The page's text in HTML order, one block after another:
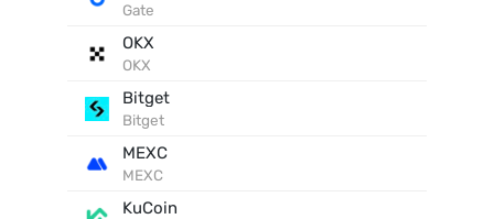
Gate
OKX
OKX
Bitget
Bitget
MEXC
MEXC
KuCoin